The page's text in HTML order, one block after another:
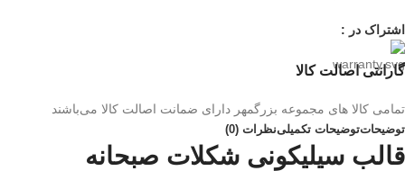
اشتراک در :
گارانتی اصالت کالا
تمامی کالا های مجموعه بزرگمهر دارای ضمانت اصالت کالا می‌باشند
توضیحاتتوضیحات تکمیلینظرات (0)
قالب سیلیکونی شکلات صبحانه